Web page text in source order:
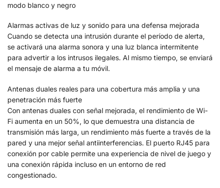
modo blanco y negro
Alarmas activas de luz y sonido para una defensa mejorada
Cuando se detecta una intrusión durante el período de alerta,
se activará una alarma sonora y una luz blanca intermitente
para advertir a los intrusos ilegales. Al mismo tiempo, se enviará
el mensaje de alarma a tu móvil.
Antenas duales reales para una cobertura más amplia y una
penetración más fuerte
Con antenas duales con señal mejorada, el rendimiento de Wi-
Fi aumenta en un 50%, lo que demuestra una distancia de
transmisión más larga, un rendimiento más fuerte a través de la
pared y una mejor señal antiinterferencias. El puerto RJ45 para
conexión por cable permite una experiencia de nivel de juego y
una conexión rápida incluso en un entorno de red
congestionado.